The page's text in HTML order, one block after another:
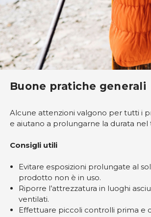
Buone pratiche generali
Alcune attenzioni valgono per tutti i
e aiutano a prolungarne la durata nel
Consigli utili
Evitare esposizioni prolungate al
prodotto non è in uso.
Riporre l’attrezzatura in luoghi
ventilati.
Effettuare piccoli controlli prima e